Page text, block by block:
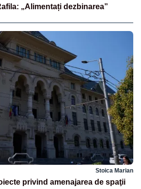
„Alimentați dezbinarea”
Stoica Marian
privind amenajarea de spaţii